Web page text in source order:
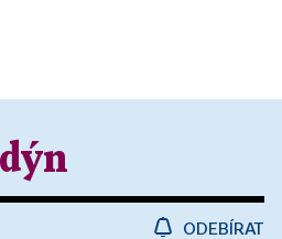
ODEBÍRAT